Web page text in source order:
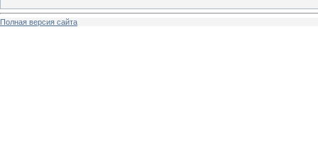
Полная версия сайта